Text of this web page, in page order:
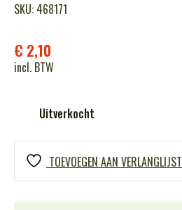
SKU: 468171
€ 2,10
incl. BTW
Uitverkocht
TOEVOEGEN AAN VERLANGLIJST